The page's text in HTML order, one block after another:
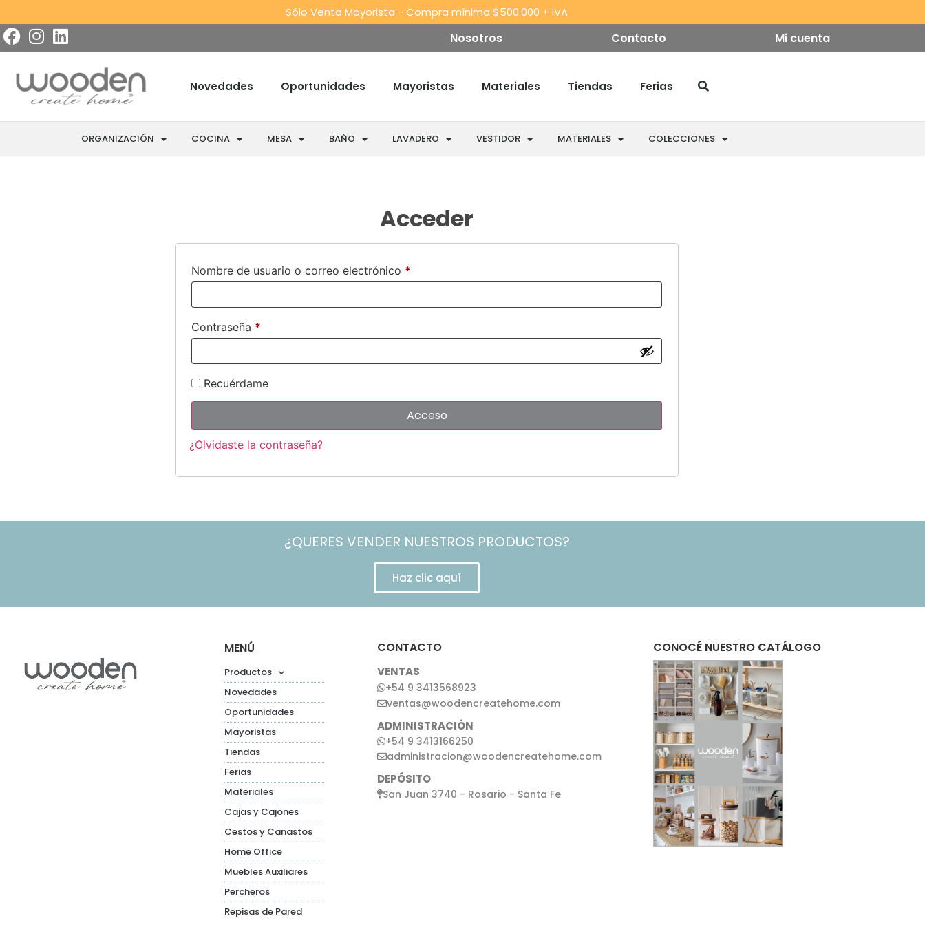
Sólo Venta Mayorista - Compra mínima $500.000 + IVA
Nosotros Contacto Mi cuenta
Novedades Oportunidades Mayoristas Materiales Tiendas Ferias
ORGANIZACIÓN COCINA MESA BAÑO LAVADERO VESTIDOR MATERIALES COLECCIONES
Acceder
Nombre de usuario o correo electrónico *
Contraseña *
Recuérdame
Acceso
¿Olvidaste la contraseña?
¿QUERES VENDER NUESTROS PRODUCTOS?
Haz clic aquí
MENÚ
Productos
Novedades
Oportunidades
Mayoristas
Tiendas
Ferias
Materiales
Cajas y Cajones
Cestos y Canastos
Home Office
Muebles Auxiliares
Percheros
Repisas de Pared
CONTACTO
VENTAS
+54 9 3413568923
ventas@woodencreatehome.com
ADMINISTRACIÓN
+54 9 3413166250
administracion@woodencreatehome.com
DEPÓSITO
San Juan 3740 - Rosario - Santa Fe
CONOCÉ NUESTRO CATÁLOGO